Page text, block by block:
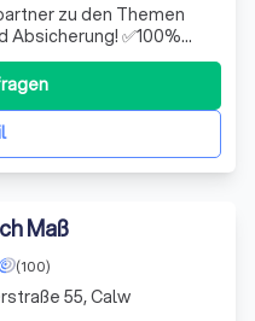
zu den Themen
✅100%
✅Digital & schnell
Maß
(100)
55, Calw